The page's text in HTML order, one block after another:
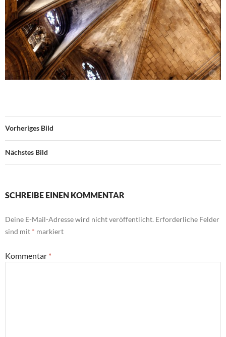
Vorheriges Bild
Nächstes Bild
SCHREIBE EINEN KOMMENTAR
Deine E-Mail-Adresse wird nicht veröffentlicht. Erforderliche Felder
sind mit * markiert
Kommentar *